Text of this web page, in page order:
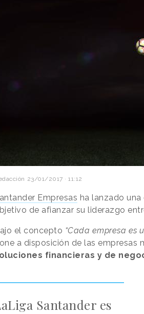
23/01/2017 · 11:12
Empresas ha lanzado
de afianzar su liderazgo
el concepto “Cada empresa es
a disposición de las empresas
financieras y de
Santander es